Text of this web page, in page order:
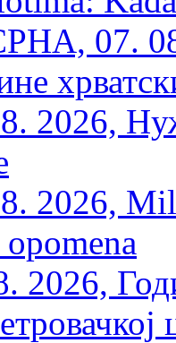
07.
2026,
2026,
2026,